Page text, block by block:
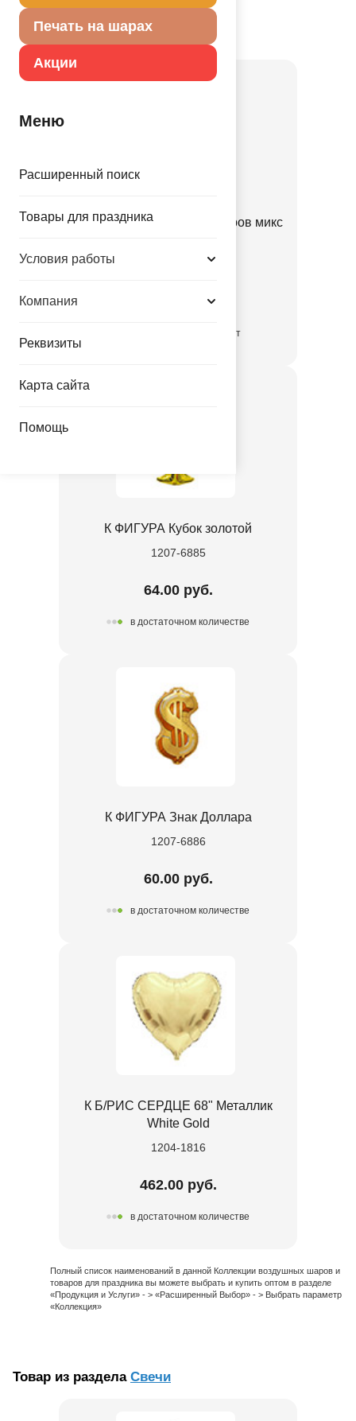
Печать на шарах
Акции
Меню
Расширенный поиск
Товары для праздника
Условия работы
Компания
Реквизиты
Карта сайта
Помощь
свечей.
Товар из коллекции
Набор Арка золотая из шаров микс
690.00 руб.
временно отсутствует
К ФИГУРА Кубок золотой
1207-6885
64.00 руб.
в достаточном количестве
К ФИГУРА Знак Доллара
1207-6886
60.00 руб.
в достаточном количестве
К Б/РИС СЕРДЦЕ 68" Металлик
White Gold
1204-1816
462.00 руб.
в достаточном количестве
Полный список наименований в данной Коллекции воздушных шаров и
товаров для праздника вы можете выбрать и купить оптом в разделе
«Продукция и Услуги» - > «Расширенный Выбор» - > Выбрать параметр
«Коллекция»
Товар из раздела Свечи